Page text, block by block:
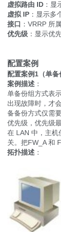
虚拟路由 ID ：显
虚拟 IP ：显示多
接口 ：VRRP 所
优先级 ：显示优
配置案例
配置案例1（单备
案例描述 ：
单备份组方式表
出现故障时，才
备备份方式仅需
优先级，优先级
在 LAN 中，主机
关。把FW_A 和
拓扑描述 ：